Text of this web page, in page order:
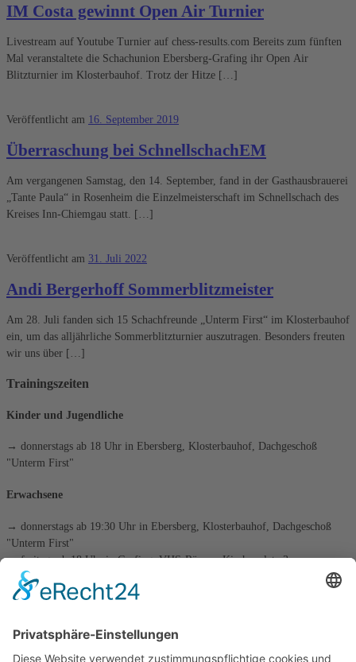
IM Costa gewinnt Open Air Turnier
Livestream auf Youtube Turnier auf chess-results.com Bereits zum fünften
Mal veranstaltete die Schachunion Ebersberg-Grafing ihr Open Air
Blitzturnier im Klosterbauhof. Trotz der Hitze […]
Veröffentlicht am 16. September 2019
Überraschung bei SchnellschachEM
Am vergangenen Samstag, den 14. September, fand in der Gasthausbrauerei
„Tante Paula“ in Rosenheim die Einzelmeisterschaft im Schnellschach des
Kreises Inn-Chiemgau statt. […]
Veröffentlicht am 31. Juli 2022
Andi Bergerhoff Sommerblitzmeister
Am 28. Juli fanden sich 15 Schachfreunde „Unterm First“ im Klosterbauhof
ein, um das alljährliche Sommerblitzturnier auszutragen. Besonders freuten
wir uns über […]
Trainingszeiten
Kinder und Jugendliche
→ donnerstags ab 18 Uhr in Ebersberg, Klosterbauhof, Dachgeschoß
"Unterm First"
Erwachsene
→ donnerstags ab 19:30 Uhr in Ebersberg, Klosterbauhof, Dachgeschoß
"Unterm First"
→ freitags ab 18 Uhr in Grafing, VHS-Räume, Kirchenplatz 3
die tägliche Schachaufgabe